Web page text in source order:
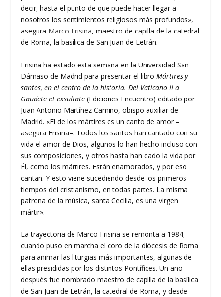
decir, hasta el punto de que puede hacer llegar a
nosotros los sentimientos religiosos más profundos»,
asegura Marco Frisina, maestro de capilla de la catedral
de Roma, la basílica de San Juan de Letrán.
Frisina ha estado esta semana en la Universidad San
Dámaso de Madrid para presentar el libroMártires y
santos, en el centro de la historia. Del Vaticano II a
Gaudete et exsultate (Ediciones Encuentro) editado por
Juan Antonio Martínez Camino, obispo auxiliar de
Madrid. «El de los mártires es un canto de amor –
asegura Frisina–. Todos los santos han cantado con su
vida el amor de Dios, algunos lo han hecho incluso con
sus composiciones, y otros hasta han dado la vida por
Él, como los mártires. Están enamorados, y por eso
cantan. Y esto viene sucediendo desde los primeros
tiempos del cristianismo, en todas partes. La misma
patrona de la música, santa Cecilia, es una virgen
mártir».
La trayectoria de Marco Frisina se remonta a 1984,
cuando puso en marcha el coro de la diócesis de Roma
para animar las liturgias más importantes, algunas de
ellas presididas por los distintos Pontífices. Un año
después fue nombrado maestro de capilla de la basílica
de San Juan de Letrán, la catedral de Roma, y desde